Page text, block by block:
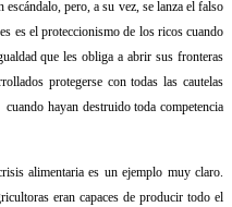
escándalo, pero, a su vez, se lanza el falso
es el proteccionismo de los ricos cuando
que les obliga a abrir sus fronteras
protegerse con todas las cautelas
cuando hayan destruido toda competencia
alimentaria es un ejemplo muy claro.
eran capaces de producir todo el